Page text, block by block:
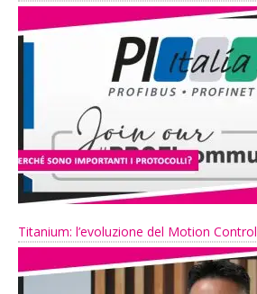
Titanium: l’evoluzione del Motion Control